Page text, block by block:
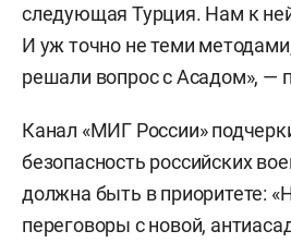
следующая Турция. Нам к
И уж точно не теми
решали вопрос с Асадом», —
Канал «МИГ России»
безопасность российских
должна быть в приоритете:
переговоры с новой,